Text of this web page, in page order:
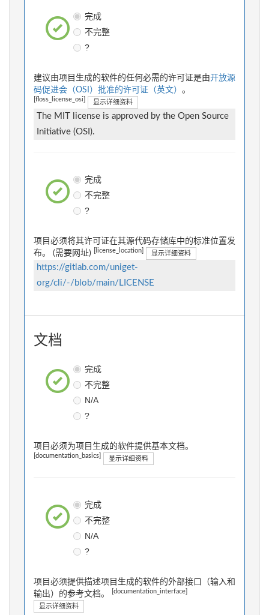
完成
不完整
?
建议由项目生成的软件的任何必需的许可证是由开放源
码促进会（OSI）批准的许可证（英文） 。
[floss_license_osi] 显示详细资料
The MIT license is approved by the Open Source
Initiative (OSI).
完成
不完整
?
项目必须将其许可证在其源代码存储库中的标准位置发
布。 (需要网址)
[license_location] 显示详细资料
https://gitlab.com/uniget-
org/cli/-/blob/main/LICENSE
文档
完成
不完整
N/A
?
项目必须为项目生成的软件提供基本文档。
[documentation_basics] 显示详细资料
完成
不完整
N/A
?
项目必须提供描述项目生成的软件的外部接口（输入和
输出）的参考文档。
[documentation_interface]
显示详细资料